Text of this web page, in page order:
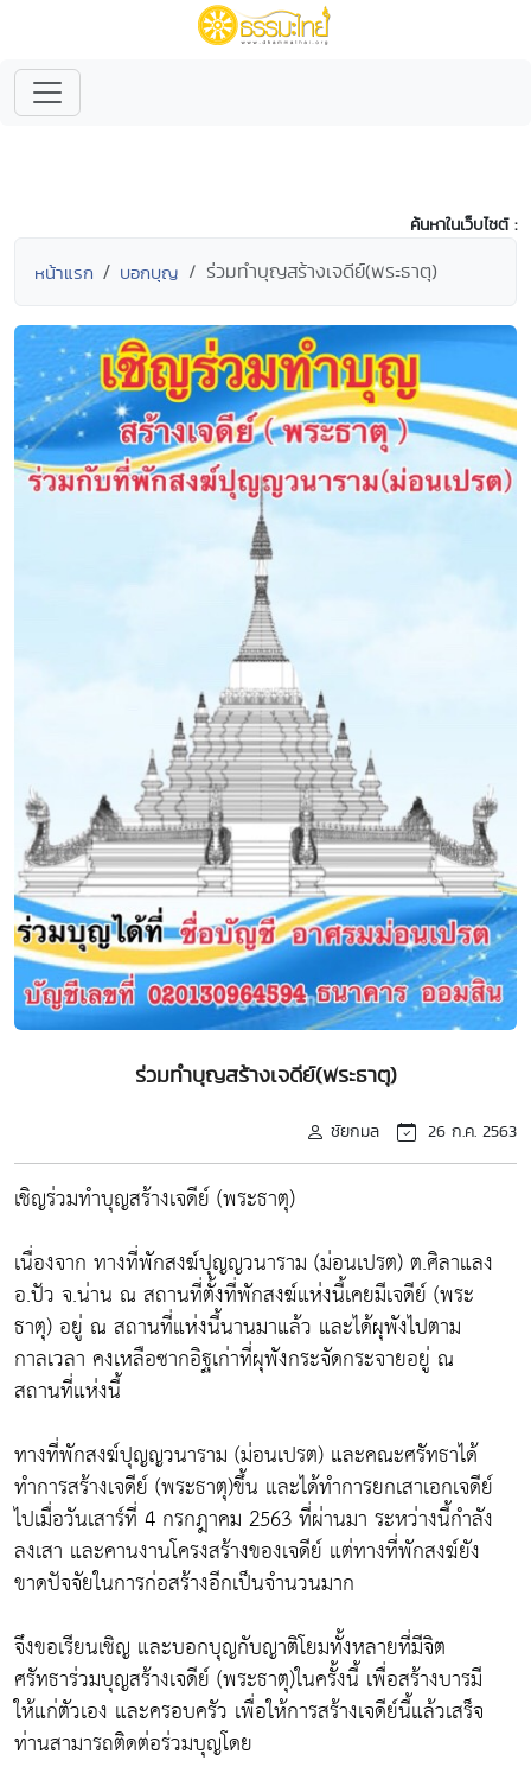
ค้นหาในเว็บไซต์ :
หน้าแรก บอกบุญ ร่วมทำบุญสร้างเจดีย์(พระธาตุ)
ร่วมทำบุญสร้างเจดีย์(พระธาตุ)
ชัยกมล 26 ก.ค. 2563
เชิญร่วมทำบุญสร้างเจดีย์ (พระธาตุ)
เนื่องจาก ทางที่พักสงฆ์ปุญญวนาราม (ม่อนเปรต) ต.ศิลาแลง
อ.ปัว จ.น่าน ณ สถานที่ตั้งที่พักสงฆ์แห่งนี้เคยมีเจดีย์ (พระ
ธาตุ) อยู่ ณ สถานที่แห่งนี้นานมาแล้ว และได้ผุพังไปตาม
กาลเวลา คงเหลือซากอิฐเก่าที่ผุพังกระจัดกระจายอยู่ ณ
สถานที่แห่งนี้
ทางที่พักสงฆ์ปุญญวนาราม (ม่อนเปรต) และคณะศรัทธาได้
ทำการสร้างเจดีย์ (พระธาตุ)ขึ้น และได้ทำการยกเสาเอกเจดีย์
ไปเมื่อวันเสาร์ที่ 4 กรกฎาคม 2563 ที่ผ่านมา ระหว่างนี้กำลัง
ลงเสา และคานงานโครงสร้างของเจดีย์ แต่ทางที่พักสงฆ์ยัง
ขาดปัจจัยในการก่อสร้างอีกเป็นจำนวนมาก
จึงขอเรียนเชิญ และบอกบุญกับญาติโยมทั้งหลายที่มีจิต
ศรัทธาร่วมบุญสร้างเจดีย์ (พระธาตุ)ในครั้งนี้ เพื่อสร้างบารมี
ให้แก่ตัวเอง และครอบครัว เพื่อให้การสร้างเจดีย์นี้แล้วเสร็จ
ท่านสามารถติดต่อร่วมบุญโดย